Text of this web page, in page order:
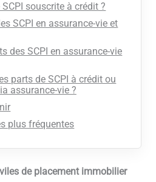
souscrite à crédit ?
SCPI en assurance-vie et
des SCPI en assurance-vie
parts de SCPI à crédit ou
assurance-vie ?
plus fréquentes
de placement immobilier